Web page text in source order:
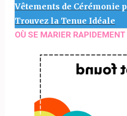
Vêtements de Cérémonie
Trouvez la Tenue Idéale
OÙ SE MARIER